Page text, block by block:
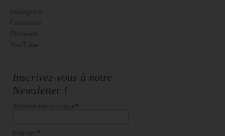
Instagram
Facebook
Pinterest
YouTube
Inscrivez-vous à notre
Newsletter !
Adresse électronique *
Prénom*